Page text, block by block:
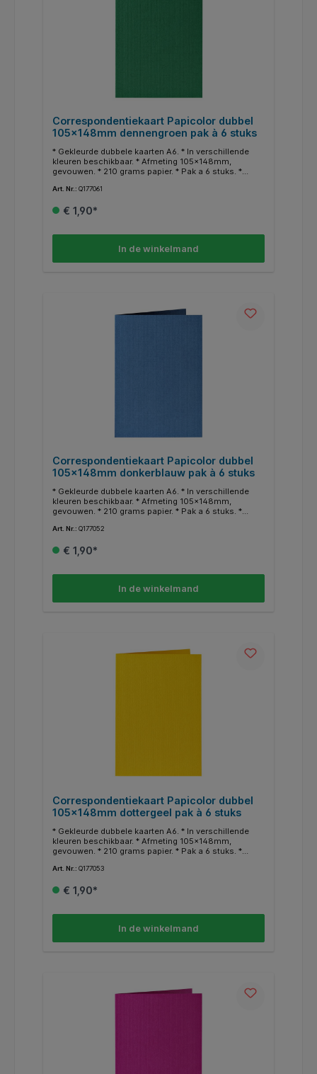
Correspondentiekaart Papicolor dubbel
105x148mm dennengroen pak à 6 stuks
* Gekleurde dubbele kaarten A6. * In verschillende
kleuren beschikbaar. * Afmeting 105x148mm,
gevouwen. * 210 grams papier. * Pak a 6 stuks. *
kleuren zijn ook enveloppen en A4 papier
Art. Nr.: Q177061
€ 1,90*
In de winkelmand
Correspondentiekaart Papicolor dubbel
105x148mm donkerblauw pak à 6 stuks
* Gekleurde dubbele kaarten A6. * In verschillende
kleuren beschikbaar. * Afmeting 105x148mm,
gevouwen. * 210 grams papier. * Pak a 6 stuks. *
kleuren zijn ook enveloppen en A4 papier
Art. Nr.: Q177052
€ 1,90*
In de winkelmand
Correspondentiekaart Papicolor dubbel
105x148mm dottergeel pak à 6 stuks
* Gekleurde dubbele kaarten A6. * In verschillende
kleuren beschikbaar. * Afmeting 105x148mm,
gevouwen. * 210 grams papier. * Pak a 6 stuks. *
kleuren zijn ook enveloppen en A4 papier
Art. Nr.: Q177053
€ 1,90*
In de winkelmand